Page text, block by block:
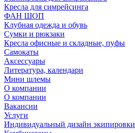
Кресла для симрейсинга
ФАН ШОП
Клубная одежда и обувь
Сумки и рюкзаки
Кресла офисные и складные, пуфы
Самокаты
Аксессуары
Литература, календари
Мини шлемы
О компании
О компании
Вакансии
Услуги
Индивидуальный дизайн экипировки